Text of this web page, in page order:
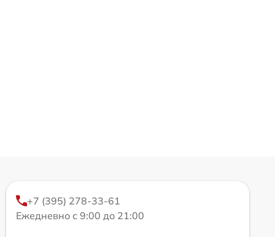
+7 (395) 278-33-61
Ежедневно с 9:00 до 21:00